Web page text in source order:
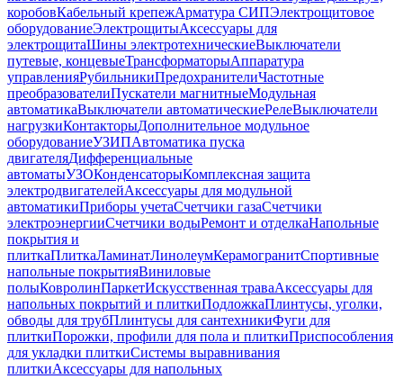
коробовКабельный крепежАрматура СИПЭлектрощитовое
оборудованиеЭлектрощитыАксессуары для
электрощитаШины электротехническиеВыключатели
путевые, концевыеТрансформаторыАппаратура
управленияРубильникиПредохранителиЧастотные
преобразователиПускатели магнитныеМодульная
автоматикаВыключатели автоматическиеРелеВыключатели
нагрузкиКонтакторыДополнительное модульное
оборудованиеУЗИПАвтоматика пуска
двигателяДифференциальные
автоматыУЗОКонденсаторыКомплексная защита
электродвигателейАксессуары для модульной
автоматикиПриборы учетаСчетчики газаСчетчики
электроэнергииСчетчики водыРемонт и отделкаНапольные
покрытия и
плиткаПлиткаЛаминатЛинолеумКерамогранитСпортивные
напольные покрытияВиниловые
полыКовролинПаркетИскусственная траваАксессуары для
напольных покрытий и плиткиПодложкаПлинтусы, уголки,
обводы для трубПлинтусы для сантехникиФуги для
плиткиПорожки, профили для пола и плиткиПриспособления
для укладки плиткиСистемы выравнивания
плиткиАксессуары для напольных